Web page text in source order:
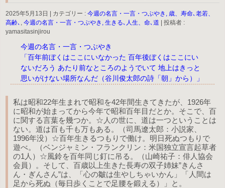
2025年5月13日 カテゴリー : 今週の名言・一言・つぶやき, 歳、寿命､老若、
高齢､ , 今週の名言・一言・つぶやき, 生きる､人生、命､道
投稿者 :
yamasitasinjirou
今週の名言・一言・つぶやき
「百年前ぼくはここにいなかった 百年後ぼくはここにい
ないだろう あたり前なところのようでいて 地上はきっと
思いがけない場所なんだ（谷川俊太郎の詩「朝」から）」
私は昭和22年生まれで昭和を42年間生きてきたが、1926年
に昭和が始まってから今年で昭和百年目だとか。そこで、百
に関する言葉を幾つか。☆人の世に、道は一つということは
ない。道は百も千も万もある。（司馬遼太郎：小説家、
1996年没）☆百年生きるつもりで働け。明日死ぬつもりで
遊べ。（ベンジャミン・フランクリン：米国独立宣言起草者
の1人）☆風鈴を百年同じ釘に吊る。（山崎祐子：俳人協会
会員）。そして、百歳以上生きた長寿の双子姉妹”きんさ
ん・ぎんさん”は、「心の皺は生やしちゃいかん」「人間は
足から死ぬ（毎日歩くことで足腰を鍛える）」と。